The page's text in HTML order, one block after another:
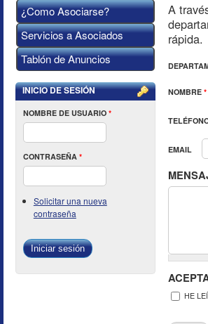
A
rápida.
NOMBRE *
EMAIL
HE
¿Como Asociarse?
Servicios a Asociados
Tablón de Anuncios
INICIO DE SESIÓN
NOMBRE DE USUARIO *
CONTRASEÑA *
Solicitar una nueva
contraseña